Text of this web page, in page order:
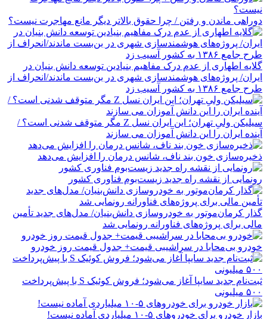
دوراهی ماندن و رفتن / چرا حقوق بالاتر دیگر مانع مهاجرت نیست؟
گلایه اطهاری از عدم درک مفاهیم بنیادین توسعه دانش بنیان در
ایران/ پروژه‌های هوشمندسازی شهری در بن‌بست ماندند/انحراف از
طرح جامع ۱۳۸۶ به کشور آسیب زد
سیلیکن ولیِ تهران؛ این ایران نسل Z مگر متوقف شدنی است؟ /
آینده ایران را این دانش آموزان می سازند
ذخیره‌سازی خون بند ناف، شانس درمان را افزایش می‌دهد
رونمایی از نقشه راه جدید زیست‌بوم فناوری کشور
گذار کرمان‌موتور به خودروسازی دانش‌بنیان/ مدل‌های جدید تأمین
مالی برای پروژه‌های فناورانه رونمایی شد
خودرو بی‌محابا در سراشیبی قیمت+ جدول قیمت روز خودرو
ثبت‌نام جدید سایپا آغاز می‌شود؛ فروش کوئیک S با پیش‌پرداخت
۵۰۰ میلیونی
بازار خودرو برای خودروهای ۵-۱۰ میلیاردی آماده نیست!